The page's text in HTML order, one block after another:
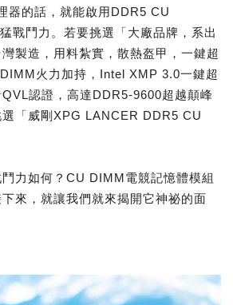
器的話，就能啟用DDR5 CU
戰鬥力。若要挑選「大廠品牌，系出
製造，用料紮實，散熱盔甲，一鍵超
火力加持，Intel XMP 3.0一鍵超
認證，高達DDR5-9600超越顛峰
「威剛XPG LANCER DDR5 CU
力如何？CU DIMM電競記憶體模組
來，就讓我們就來揭開它神祕的面